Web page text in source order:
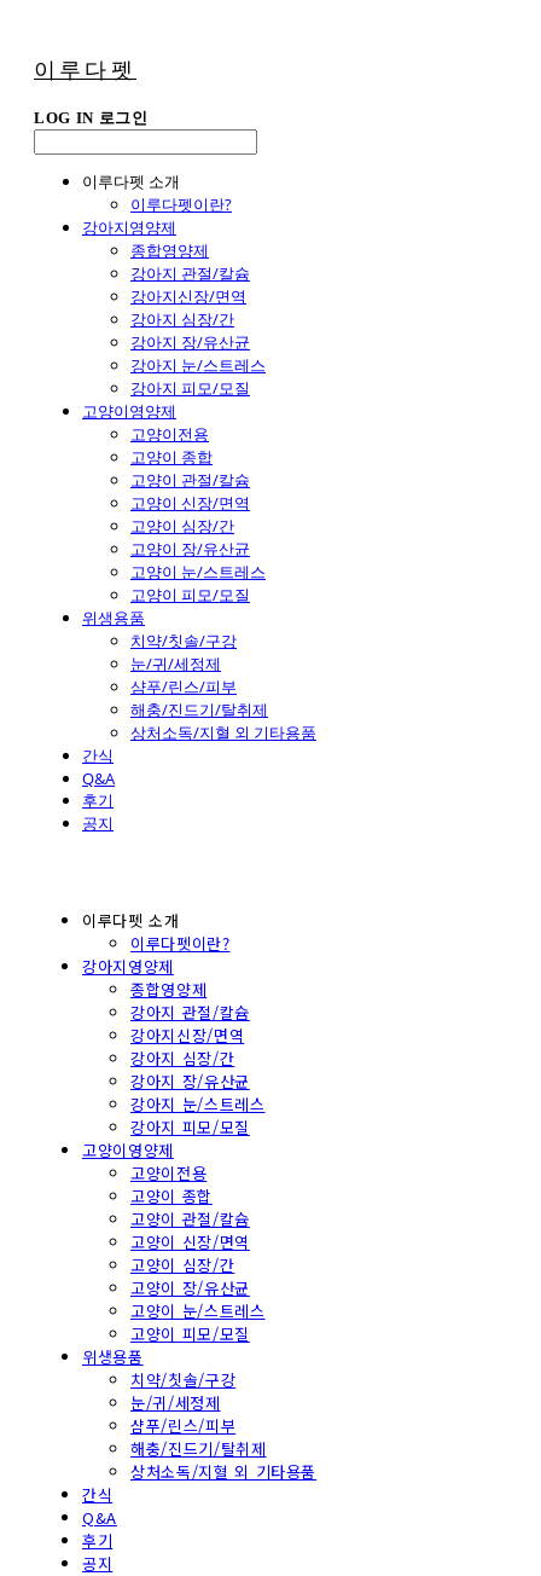
이루다펫
LOG IN 로그인
이루다펫 소개
이루다펫이란?
강아지영양제
종합영양제
강아지 관절/칼슘
강아지신장/면역
강아지 심장/간
강아지 장/유산균
강아지 눈/스트레스
강아지 피모/모질
고양이영양제
고양이전용
고양이 종합
고양이 관절/칼슘
고양이 신장/면역
고양이 심장/간
고양이 장/유산균
고양이 눈/스트레스
고양이 피모/모질
위생용품
치약/칫솔/구강
눈/귀/세정제
샴푸/린스/피부
해충/진드기/탈취제
상처소독/지혈 외 기타용품
간식
Q&A
후기
공지
이루다펫 소개
이루다펫이란?
강아지영양제
종합영양제
강아지 관절/칼슘
강아지신장/면역
강아지 심장/간
강아지 장/유산균
강아지 눈/스트레스
강아지 피모/모질
고양이영양제
고양이전용
고양이 종합
고양이 관절/칼슘
고양이 신장/면역
고양이 심장/간
고양이 장/유산균
고양이 눈/스트레스
고양이 피모/모질
위생용품
치약/칫솔/구강
눈/귀/세정제
샴푸/린스/피부
해충/진드기/탈취제
상처소독/지혈 외 기타용품
간식
Q&A
후기
공지